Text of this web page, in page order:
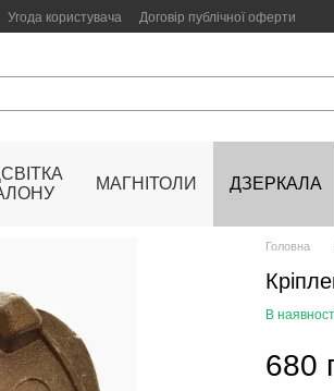
Угода користувача Договір публічної оферти
МАГНІТОЛИ ДЗЕРКАЛА
Головна
В
680